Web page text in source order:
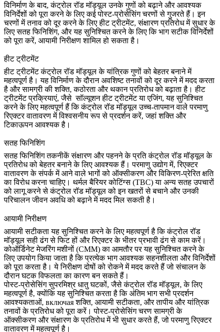
विनिर्माण के बाद, कंट्रोल रॉड मॉड्यूल उनके गुणों को बढ़ाने और आवश्यक
विनिर्देशों को पूरा करने के लिए कई पोस्ट-प्रोसेसिंग चरणों से गुजरते हैं। इन
चरणों में तनाव को दूर करने के लिएहीट ट्रीटमेंट, संक्षारण प्रतिरोध में सुधार के
लिएसतह फिनिशिंग, और यह सुनिश्चित करने के लिए कि भाग सटीक विनिर्देशों
को पूरा करें, आयामी निरीक्षणशामिल हो सकता है।
हीट ट्रीटमेंट
हीट ट्रीटमेंटकंट्रोल रॉड मॉड्यूल के यांत्रिक गुणों को बेहतर बनाने में
महत्वपूर्ण है। यह विनिर्माण के दौरान अवशिष्ट तनावों को दूर करने में मदद करता
है और सामग्री की शक्ति, कठोरता और थकान प्रतिरोध को बढ़ाता है। हीट
ट्रीटमेंट प्रक्रियाएं, जैसेसॉल्यूशन हीट ट्रीटमेंटया एजिंग, यह सुनिश्चित
करने के लिए महत्वपूर्ण हैं कि कंट्रोल रॉड मॉड्यूल उच्च-तापमान वाले परमाणु
रिएक्टर वातावरण में विश्वसनीय रूप से प्रदर्शन करें, जहां शक्ति और
टिकाऊपन आवश्यक है।
सतह फिनिशिंग
सतह फिनिशिंग तकनीकें संक्षारण और पहनने के प्रति कंट्रोल रॉड मॉड्यूल के
प्रतिरोध को बेहतर बनाने के लिए आवश्यक हैं। परमाणु उद्योग में, रिएक्टर
वातावरण के संपर्क में आने वाले भागों को ऑक्सीकरण और विकिरण-प्रेरित क्षति
का विरोध करना चाहिए। थर्मल बैरियर कोटिंग्स (TBC)या अन्य सतह उपचारों
को लागू करने से कंट्रोल रॉड मॉड्यूल को इन खतरों से बचाने और उनकी
परिचालन जीवन अवधि को बढ़ाने में मदद मिल सकती है।
आयामी निरीक्षण
आयामी सटीकता यह सुनिश्चित करने के लिए महत्वपूर्ण है कि कंट्रोल रॉड
मॉड्यूल सही ढंग से फिट हों और रिएक्टर के भीतर प्रभावी ढंग से काम करें।
कोऑर्डिनेट मेजरिंग मशीनों (CMM)का आमतौर पर यह सुनिश्चित करने के
लिए उपयोग किया जाता है कि प्रत्येक भाग आवश्यक सहनशीलता और विनिर्देशों
को पूरा करता है। ये निरीक्षण दोषों को रोकने में मदद करते हैं जो संचालन के
दौरान घटक विफलता का कारण बन सकते हैं।
पोस्ट-प्रोसेसिंग सुपरमिश्र धातु घटकों, जैसे कंट्रोल रॉड मॉड्यूल, के लिए
महत्वपूर्ण है, क्योंकि यह सुनिश्चित करता है कि अंतिम भाग सभी प्रदर्शन
आवश्यकताओं, включая शक्ति, आयामी सटीकता, और तापीय और यांत्रिक
तनावों के प्रतिरोध को पूरा करें।पोस्ट-प्रोसेसिंगचरण सामग्री के
ऑक्सीकरण और संक्षारण के प्रतिरोध में भी सुधार करते हैं, जो परमाणु रिएक्टर
वातावरण में महत्वपूर्ण है।